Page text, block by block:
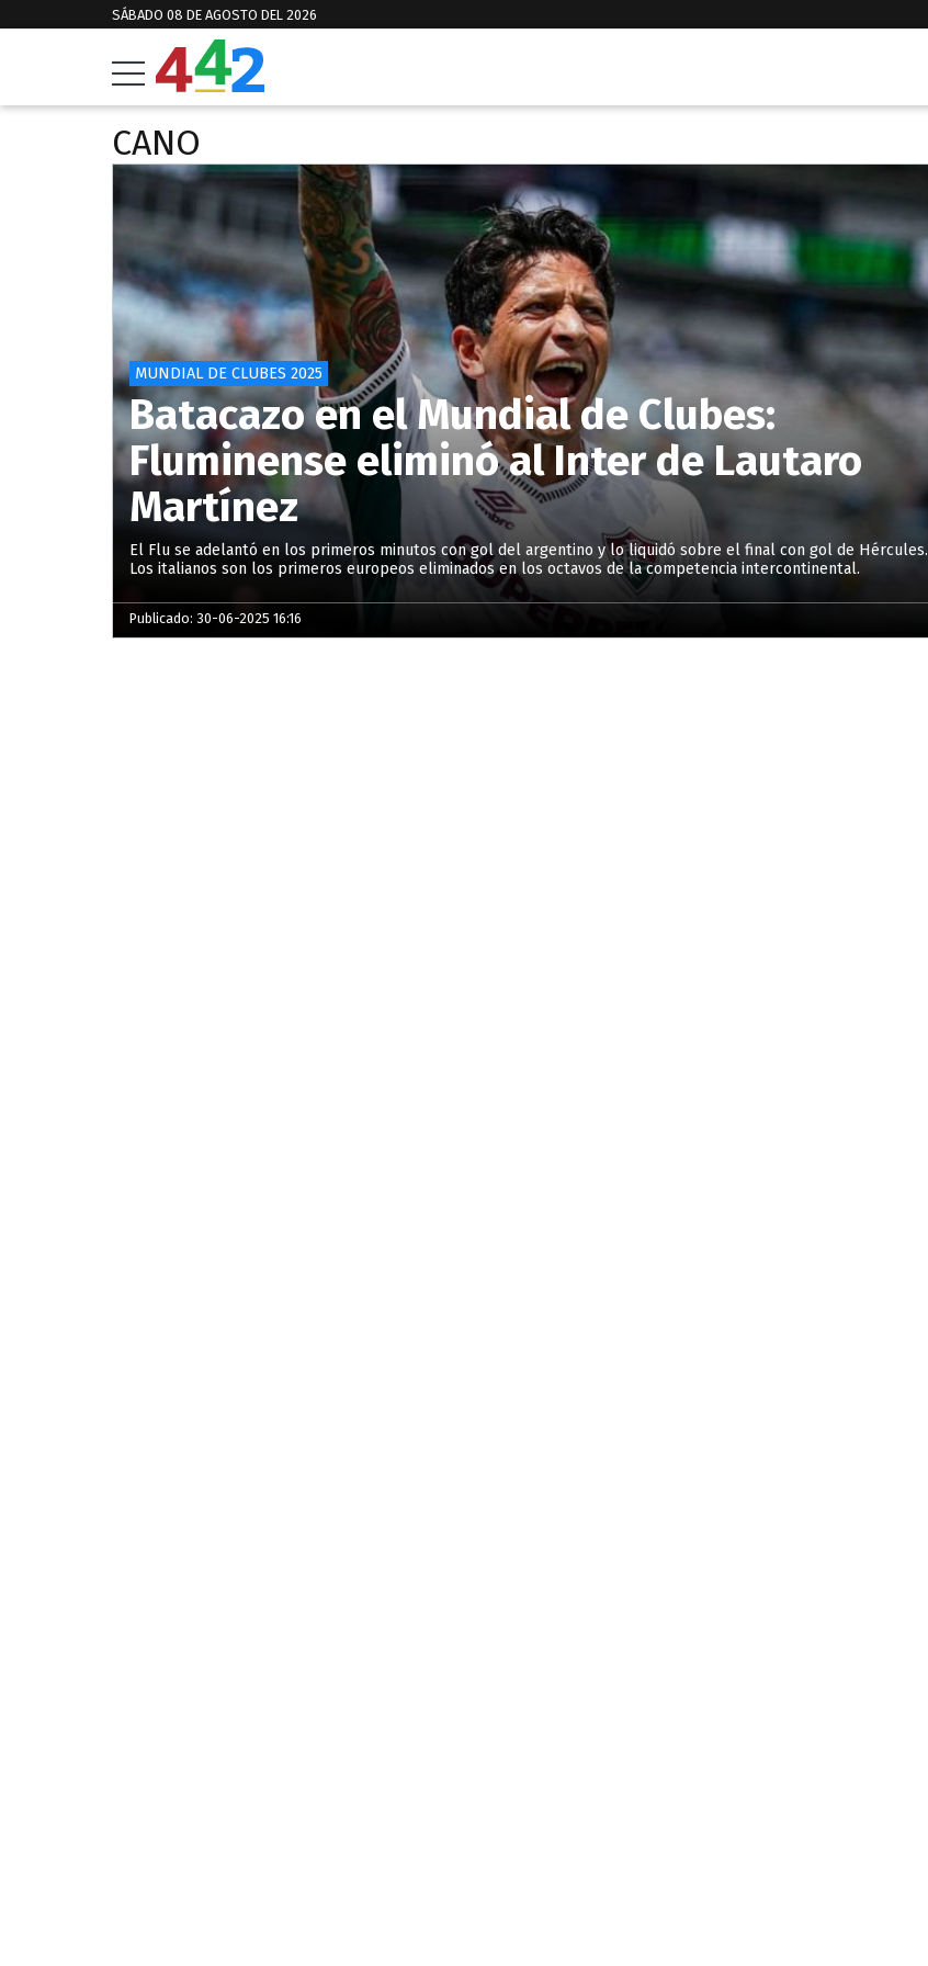
SÁBADO 08 DE AGOSTO DEL 2026
CANO
MUNDIAL DE CLUBES 2025
Batacazo en el Mundial de Clubes:
Fluminense eliminó al Inter de Lautaro
Martínez
El Flu se adelantó en los primeros minutos con gol del argentino y lo liquidó sobre el final con gol de Hércules.
Los italianos son los primeros europeos eliminados en los octavos de la competencia intercontinental.
Publicado: 30-06-2025 16:16